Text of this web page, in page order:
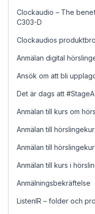
Clockaudio – The
C303-D
Clockaudios
Anmälan digital
Ansök om att bli
Det är dags att
Anmälan till kurs om
Anmälan till
Anmälan till
Anmälan till kurs i
Anmälningsbekräftelse
ListenIR – folder och